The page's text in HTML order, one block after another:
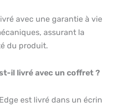
avec une garantie à vie
assurant la
du produit.
il livré avec un coffret ?
est livré dans un écrin